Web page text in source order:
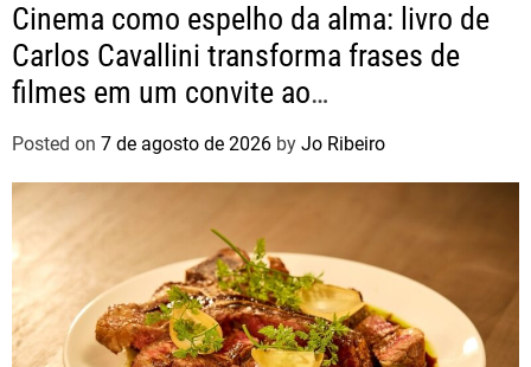
Cinema como espelho da alma: livro de
Carlos Cavallini transforma frases de
filmes em um convite ao
autoconhecimento
Posted on 7 de agosto de 2026 by Jo Ribeiro